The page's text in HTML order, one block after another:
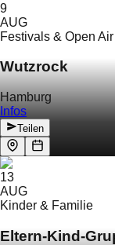
9
AUG
Festivals & Open Air
Wutzrock
Hamburg
Infos
Teilen
13
AUG
Kinder & Familie
Eltern-Kind-